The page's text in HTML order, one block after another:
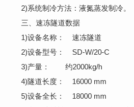
2)系统制冷方法：液氮蒸发制冷。
三、速冻隧道数据
1)设备名称： 速冻隧道
2)设备型号： SD-W/20-C
3)产量： 约2000kg/h
4)隧道长度： 16000 mm
5)设备全长： 18000 mm